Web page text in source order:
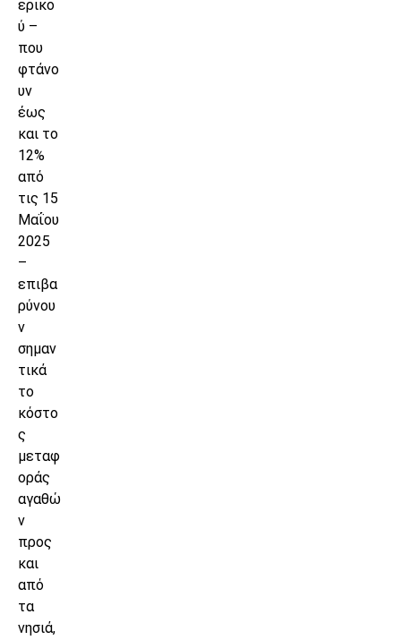
ερικο
ύ –
που
φτάνο
υν
έως
και το
12%
από
τις 15
Μαΐου
2025
–
επιβα
ρύνου
ν
σημαν
τικά
το
κόστο
ς
μεταφ
οράς
αγαθώ
ν
προς
και
από
τα
νησιά,